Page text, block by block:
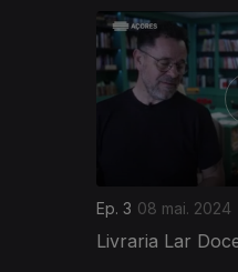
Ep. 3 08 mai. 2024
Livraria Lar
764846